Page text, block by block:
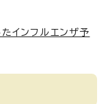
インフルエンザ予